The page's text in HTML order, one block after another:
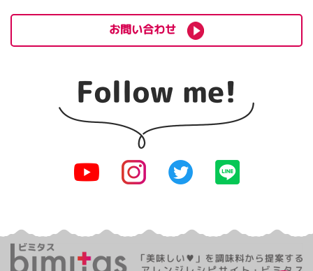
お問い合わせ